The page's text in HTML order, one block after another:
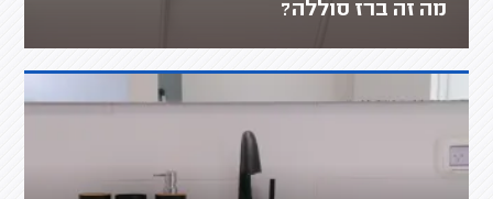
מה זה ברז סוללה?